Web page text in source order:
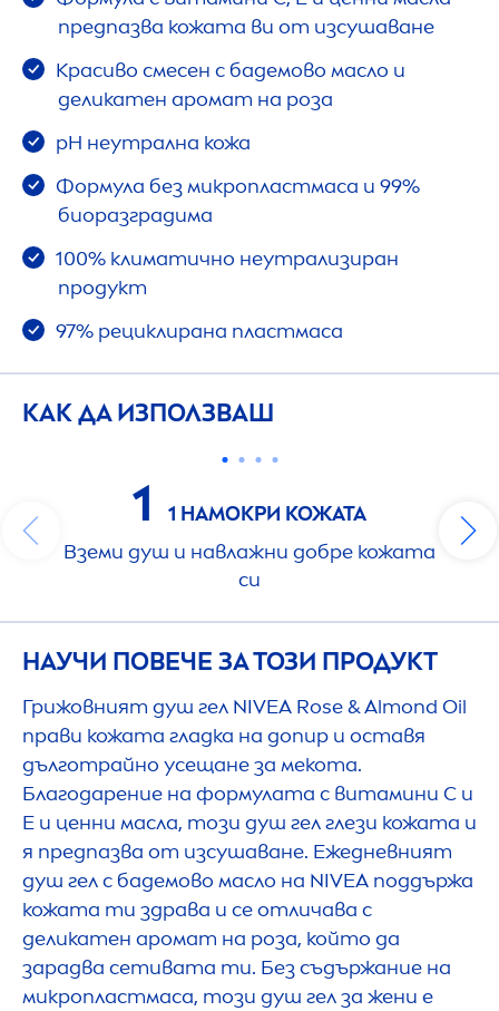
предпазва кожата ви от изсушаване
Красиво смесен с бадемово масло и
деликатен аромат на роза
pH неутрална кожа
Формула без микропластмаса и 99%
биоразградима
100% климатично неутрализиран
продукт
97% рециклирана пластмаса
КАК ДА ИЗПОЛЗВАШ
1
1 НАМОКРИ КОЖАТА
Вземи душ и навлажни добре кожата
си
НАУЧИ ПОВЕЧЕ ЗА ТОЗИ ПРОДУКТ
Грижовният душ гел NIVEA Rose& Almond Oil
прави кожата гладка на допир и оставя
дълготрайно усещане за мекота.
Благодарение на формулата с витамини С и
Е и ценни масла, този душ гел глези кожата и
я предпазва от изсушаване. Ежедневният
душ гел с бадемово масло на NIVEA поддържа
кожата ти здрава и се отличава с
деликатен аромат на роза, който да
зарадва сетивата ти. Без съдържание на
микропластмаса, този душ гел за жени е